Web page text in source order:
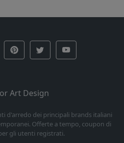
Art Design
d'arredo dei principali brands italiani
Offerte a tempo, coupon di
gli utenti registrati.